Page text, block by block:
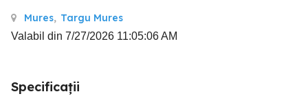
Mures, Targu Mures
Valabil din 7/27/2026 11:05:06 AM
Specificații